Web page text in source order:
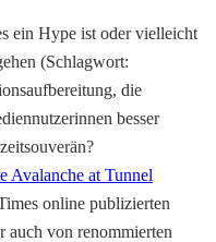
ein Hype ist oder vielleicht
(Schlagwort:
die
besser
Avalanche at Tunnel
online publizierten
von renommierten